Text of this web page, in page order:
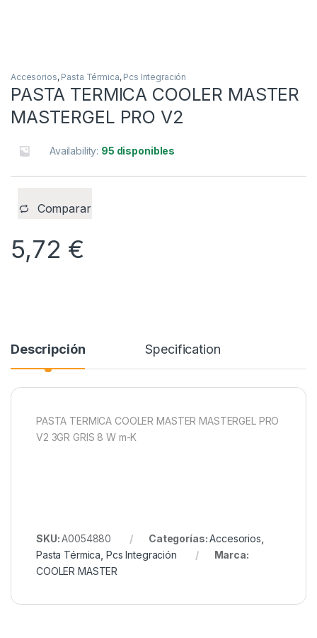
Accesorios, Pasta Térmica, Pcs Integración
PASTA TERMICA COOLER MASTER
MASTERGEL PRO V2
Availability: 95 disponibles
Comparar
5,72 €
Descripción Specification
PASTA TERMICA COOLER MASTER MASTERGEL PRO
V2 3GR GRIS 8 W m-K
SKU:A0054880 Categorías:Accesorios
Pasta Térmica Pcs Integración
Marca:
COOLER MASTER